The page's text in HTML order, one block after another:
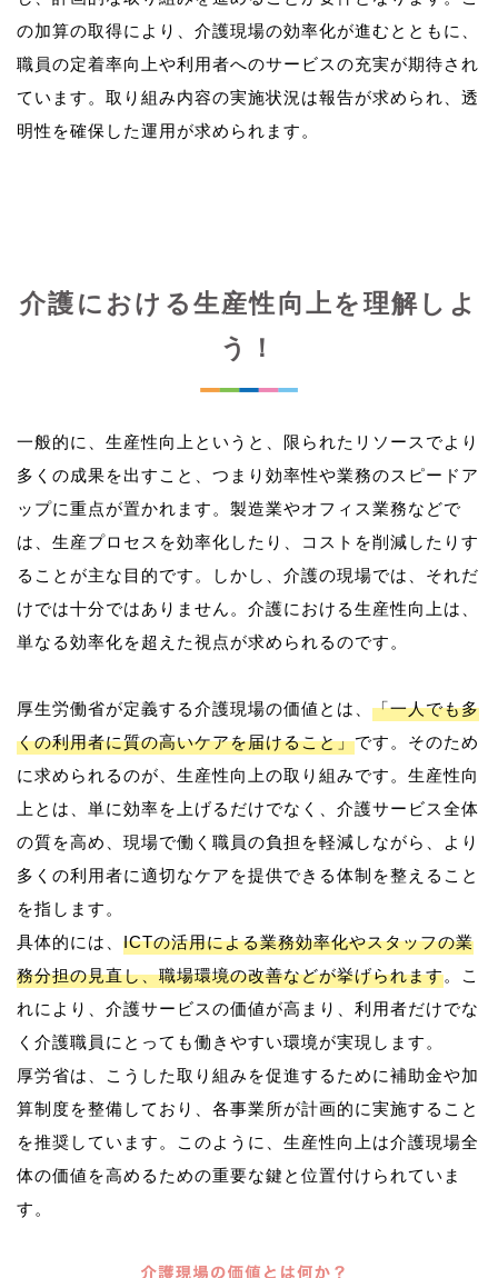
の加算の取得により、介護現場の効率化が進むとともに、
職員の定着率向上や利用者へのサービスの充実が期待され
ています。取り組み内容の実施状況は報告が求められ、透
介護における生産性向上を理解しよ
う！
一般的に、生産性向上というと、限られたリソースでより
多くの成果を出すこと、つまり効率性や業務のスピードア
ップに重点が置かれます。製造業やオフィス業務などで
は、生産プロセスを効率化したり、コストを削減したりす
ることが主な目的です。しかし、介護の現場では、それだ
けでは十分ではありません。介護における生産性向上は、
単なる効率化を超えた視点が求められるのです。
厚生労働省が定義する介護現場の価値とは、 「一人でも多
くの利用者に質の高いケアを届けること」です。そのため
に求められるのが、生産性向上の取り組みです。生産性向
上とは、単に効率を上げるだけでなく、介護サービス全体
の質を高め、現場で働く職員の負担を軽減しながら、より
多くの利用者に適切なケアを提供できる体制を整えること
を指します。
具体的には、 ICTの活用による業務効率化やスタッフの業
務分担の見直し、職場環境の改善などが挙げられます。こ
れにより、介護サービスの価値が高まり、利用者だけでな
く介護職員にとっても働きやすい環境が実現します。
厚労省は、こうした取り組みを促進するために補助金や加
算制度を整備しており、各事業所が計画的に実施すること
を推奨しています。このように、生産性向上は介護現場全
体の価値を高めるための重要な鍵と位置付けられていま